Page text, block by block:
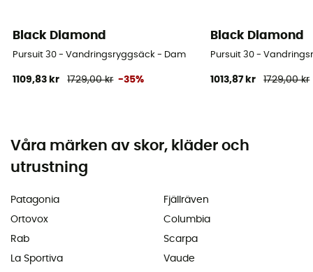
Black Diamond
Pursuit 30 - Vandringsryggsäck - Dam
1109,83 kr 1729,00 kr -35%
Black Diamond
Pursuit 30 -
1013,87 kr 1729,00 kr
Våra märken av skor, kläder och
utrustning
Patagonia
Ortovox
Rab
La Sportiva
Fjällräven
Columbia
Scarpa
Vaude